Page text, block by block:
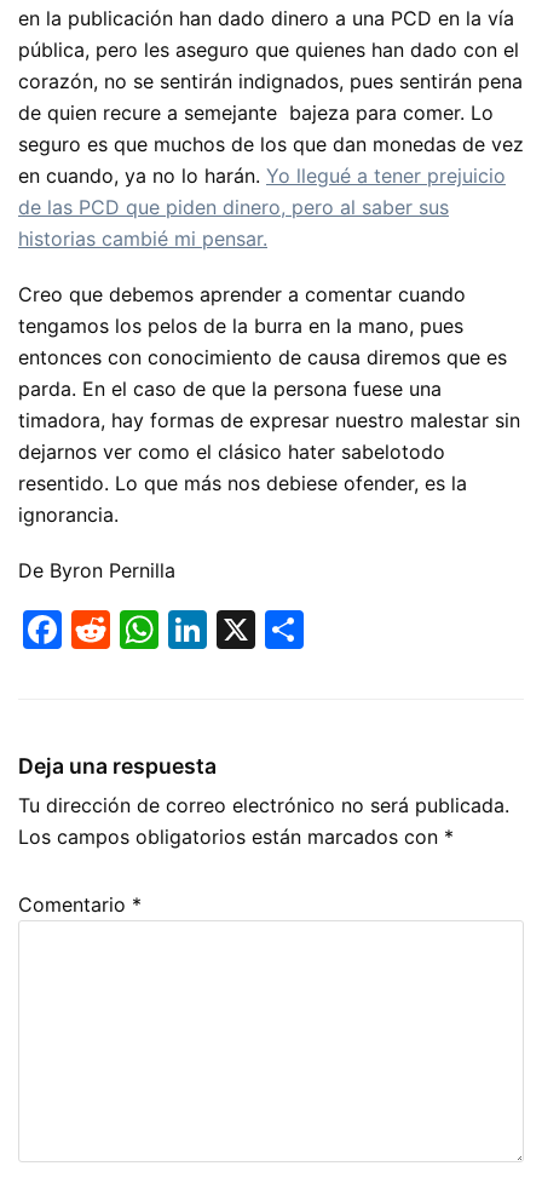
en la publicación han dado dinero a una PCD en la vía
pública, pero les aseguro que quienes han dado con el
corazón, no se sentirán indignados, pues sentirán pena
de quien recure a semejante bajeza para comer. Lo
seguro es que muchos de los que dan monedas de vez
en cuando, ya no lo harán. Yo llegué a tener prejuicio
de las PCD que piden dinero, pero al saber sus
historias cambié mi pensar.
Creo que debemos aprender a comentar cuando
tengamos los pelos de la burra en la mano, pues
entonces con conocimiento de causa diremos que es
parda. En el caso de que la persona fuese una
timadora, hay formas de expresar nuestro malestar sin
dejarnos ver como el clásico hater sabelotodo
resentido. Lo que más nos debiese ofender, es la
ignorancia.
De Byron Pernilla
F
b
o
o
k
R
t
W
A
p
p
Li
dI
n
X
tir
Deja una respuesta
Tu dirección de correo electrónico no será publicada.
Los campos obligatorios están marcados con *
Comentario *